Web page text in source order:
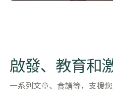
啟發、教育和
一系列文章、食譜等，支援您